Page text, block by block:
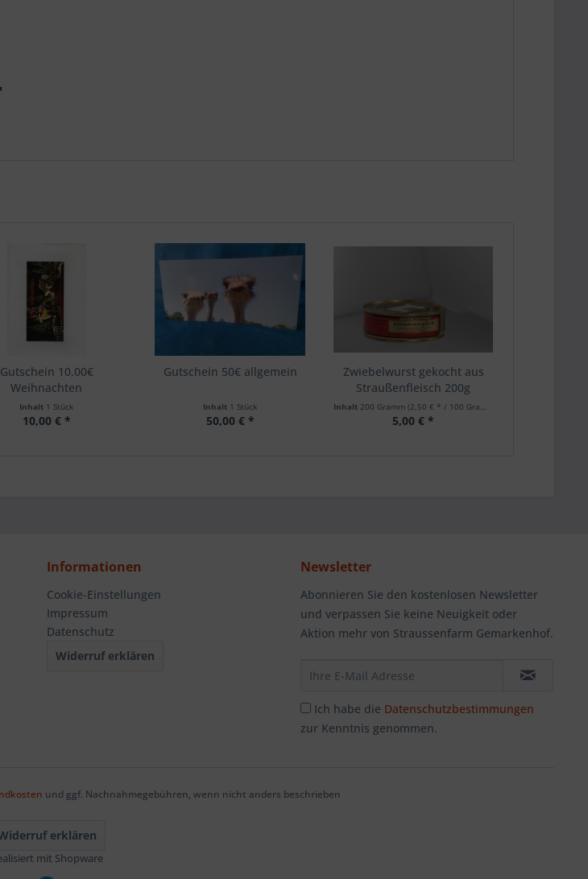
Gutschein 10,00€
Weihnachten
Inhalt 1 Stück
10,00 € *
Gutschein 50€ allgemein
Inhalt 1 Stück
50,00 € *
Zwiebelwurst gekocht aus
Straußenfleisch 200g
Inhalt200 Gramm(2,50 € * / 100 Gramm)
5,00 € *
Informationen
Cookie-Einstellungen
Impressum
Datenschutz
Widerruf erklären
Newsletter
Abonnieren Sie den kostenlosen Newsletter
und verpassen Sie keine Neuigkeit oder
Aktion mehr von Straussenfarm Gemarkenhof.
Ich habe die Datenschutzbestimmungen
zur Kenntnis genommen.
und ggf. Nachnahmegebühren, wenn nicht anders beschrieben
erklären
mit Shopware